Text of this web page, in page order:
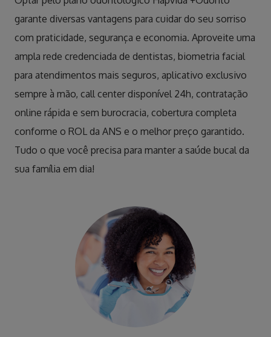
garante diversas vantagens para cuidar do seu sorriso
com praticidade, segurança e economia. Aproveite uma
ampla rede credenciada de dentistas, biometria facial
para atendimentos mais seguros, aplicativo exclusivo
sempre à mão, call center disponível 24h, contratação
online rápida e sem burocracia, cobertura completa
conforme o ROL da ANS e o melhor preço garantido.
Tudo o que você precisa para manter a saúde bucal da
sua família em dia!